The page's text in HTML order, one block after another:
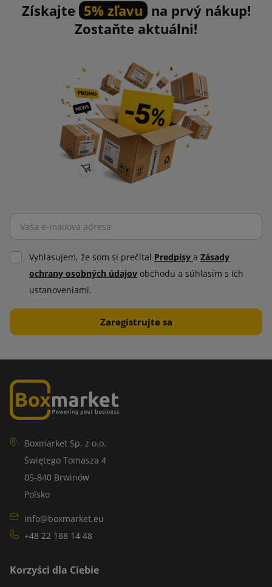
Získajte 5% zľavu na prvý nákup!
Zostaňte aktuálni!
Vyhlasujem, že som si prečítal Predpisy a Zásady
ochrany osobných údajov obchodu a súhlasím s ich
ustanoveniami.
Boxmarket Sp. z o.o.
Świętego Tomasza 4
05-840 Brwinów
Poľsko
info@boxmarket.eu
+48 22 188 14 48
Korzyści dla Ciebie